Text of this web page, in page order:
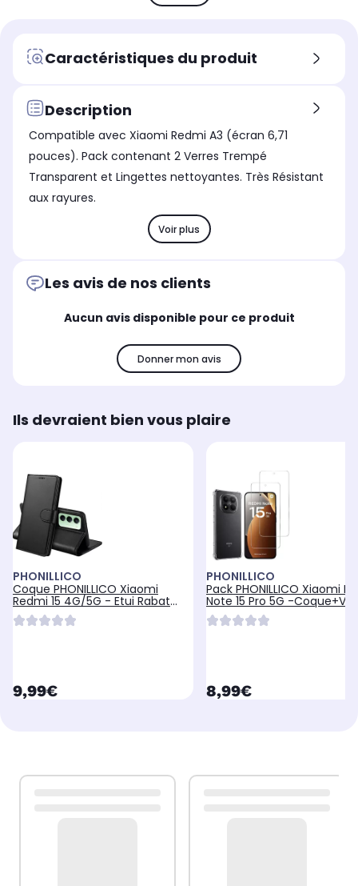
Marque compatible
Xiaomi
Xiaomi Redmi A3
Coloris extérieur
Transparent
Marque compatible
Samsung
Samsung Galaxy S24 PLUS
Coloris extérieur
Transparent
Caractéristiques du produit
Description
Compatible avec Xiaomi Redmi A3 (écran 6,71
pouces). Pack contenant 2 Verres Trempé
Transparent et Lingettes nettoyantes. Très Résistant
aux rayures.
Voir plus
Les avis de nos clients
Aucun avis disponible pour ce produit
Donner mon avis
Ils devraient bien vous plaire
PHONILLICO
Coque PHONILLICO Xiaomi
Redmi 15 4G/5G - Etui Rabat
Noir
currentPrice
9,99€
PHONILLICO
Pack PHONILLICO Xiaomi
Note 15 Pro 5G -
currentPrice
8,99€